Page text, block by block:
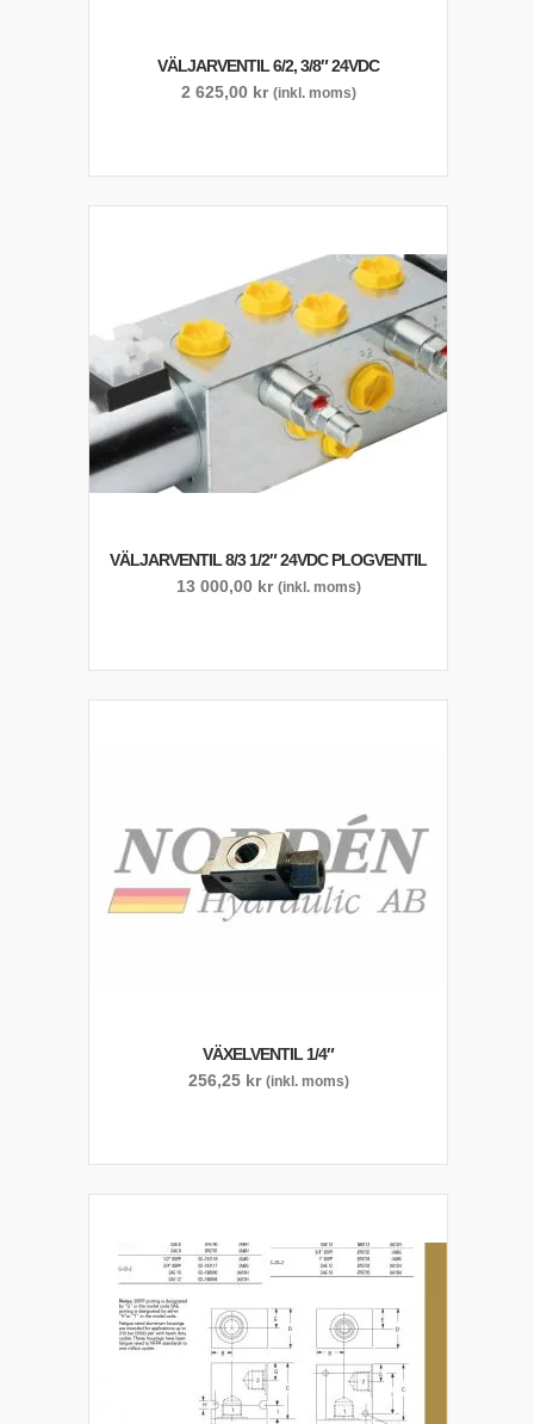
VÄLJARVENTIL 6/2, 3/8″ 24VDC
2 625,00 kr (inkl. moms)
VÄLJARVENTIL 8/3 1/2″ 24VDC PLOGVENTIL
13 000,00 kr (inkl. moms)
VÄXELVENTIL 1/4″
256,25 kr (inkl. moms)